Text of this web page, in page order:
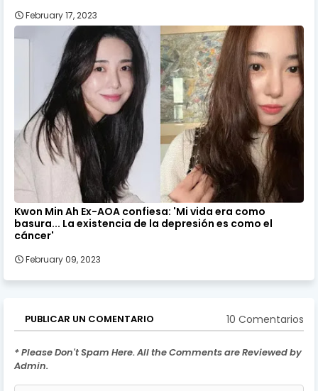
February 17, 2023
Kwon Min Ah Ex-AOA confiesa: 'Mi vida era como
basura... La existencia de la depresión es como el
cáncer'
February 09, 2023
PUBLICAR UN COMENTARIO 10 Comentarios
* Please Don't Spam Here. All the Comments are Reviewed by
Admin.